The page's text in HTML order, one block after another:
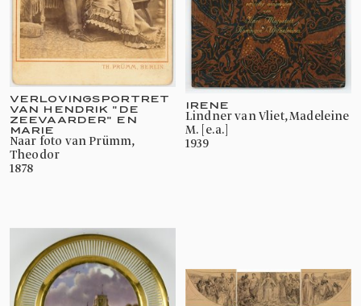
VERLOVINGSPORTRET
VAN HENDRIK "DE
ZEEVAARDER" EN
MARIE
naar foto van Prümm,
Theodor
1878
IRENE
Lindner van Vliet, Madeleine
M. [e.a.]
1939